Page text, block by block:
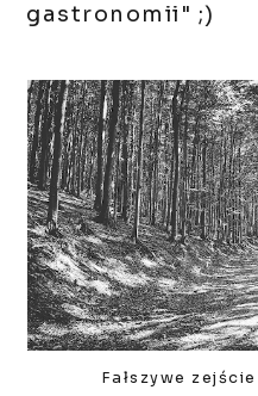
gastronomii" ;)
Fałszywe